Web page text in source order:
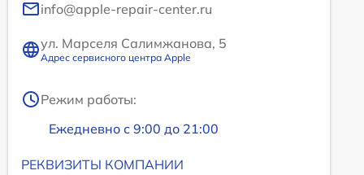
info@apple-repair-center.ru
ул. Марселя Салимжанова, 5
Адрес сервисного центра Apple
Режим работы:
Ежедневно с 9:00 до 21:00
РЕКВИЗИТЫ КОМПАНИИ